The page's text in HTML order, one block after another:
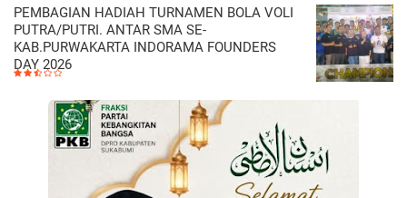
PEMBAGIAN HADIAH TURNAMEN BOLA VOLI
PUTRA/PUTRI. ANTAR SMA SE-
KAB.PURWAKARTA INDORAMA FOUNDERS
DAY 2026